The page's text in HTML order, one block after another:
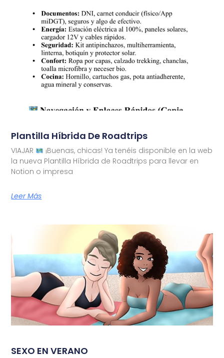
Plantilla Híbrida De Roadtrips
VIAJAR
¡Buenas, chicas! Ya tenéis disponible en la web
la nueva Plantilla Híbrida de Roadtrips para llevar en
Notion o impresa
Leer Más
SEXO EN VERANO